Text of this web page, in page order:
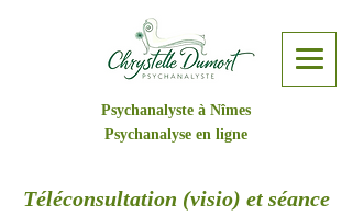
Psychanalyste à Nîmes
Psychanalyse en ligne
Téléconsultation (visio) et séance